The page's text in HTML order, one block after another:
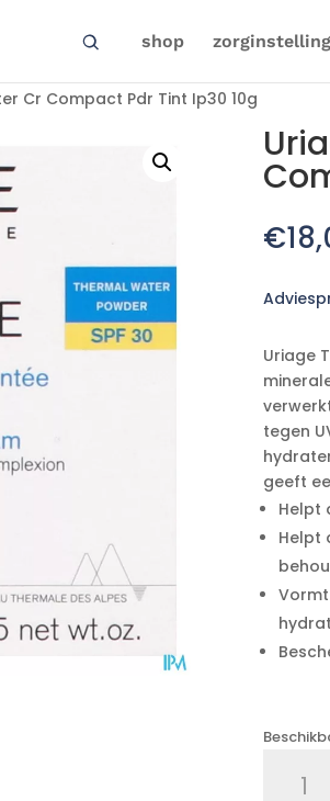
shop
Cr Compact Pdr Tint Ip30 10g
€
Uriage
tegen
geeft
Helpt
Helpt
Thermaal